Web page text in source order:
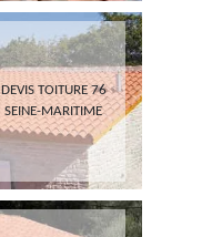
DEVIS TOITURE 76
SEINE-MARITIME